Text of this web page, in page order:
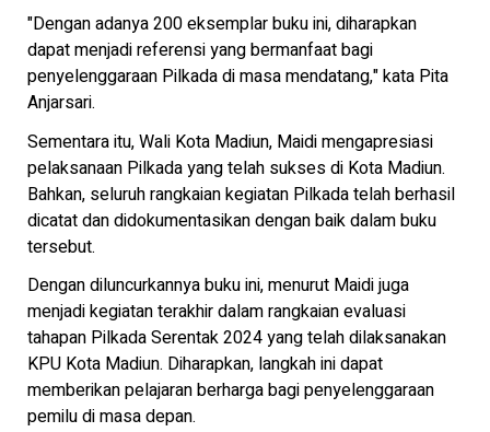
"Dengan adanya 200 eksemplar buku ini, diharapkan
dapat menjadi referensi yang bermanfaat bagi
penyelenggaraan Pilkada di masa mendatang," kata Pita
Anjarsari.
Sementara itu, Wali Kota Madiun, Maidi mengapresiasi
pelaksanaan Pilkada yang telah sukses di Kota Madiun.
Bahkan, seluruh rangkaian kegiatan Pilkada telah berhasil
dicatat dan didokumentasikan dengan baik dalam buku
tersebut.
Dengan diluncurkannya buku ini, menurut Maidi juga
menjadi kegiatan terakhir dalam rangkaian evaluasi
tahapan Pilkada Serentak 2024 yang telah dilaksanakan
KPU Kota Madiun. Diharapkan, langkah ini dapat
memberikan pelajaran berharga bagi penyelenggaraan
pemilu di masa depan.